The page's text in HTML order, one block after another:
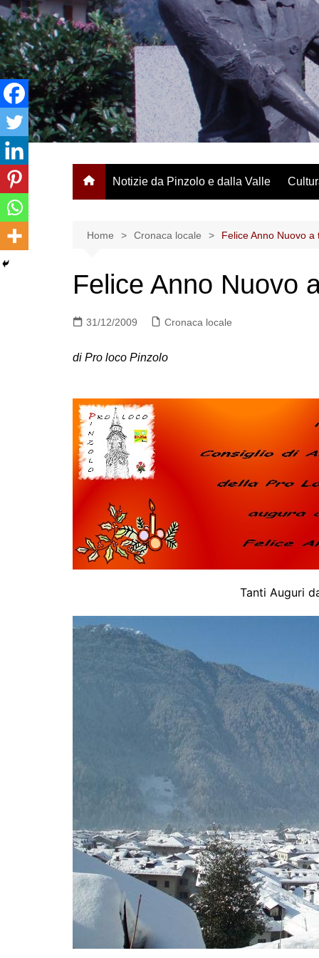
Salta
al
contenuto
Notizie da Pinzolo e dalla Valle
Home Cronaca locale Felice Anno Nuovo a
Felice Anno Nuovo
31/12/2009 Cronaca locale
di Pro loco Pinzolo
Tanti Auguri